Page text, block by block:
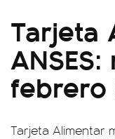
Tarjeta
febrero
Tarjeta Alimentar